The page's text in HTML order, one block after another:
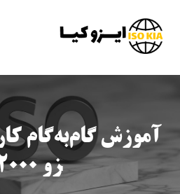
آموزش گام‌به‌گام
زو ۲۲۰۰۰